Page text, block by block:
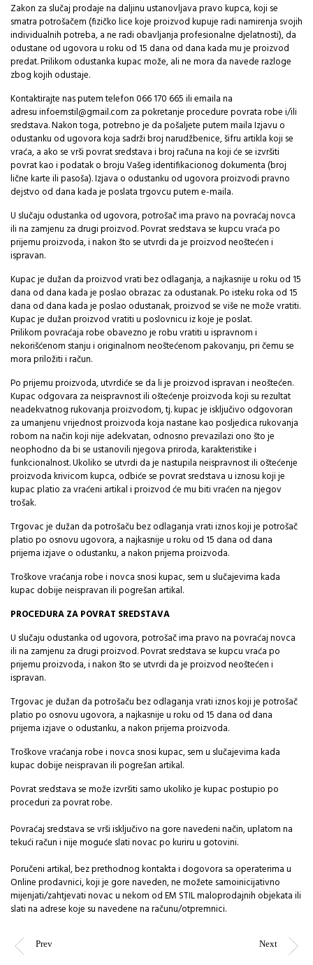
Zakon za slučaj prodaje na daljinu ustanovljava pravo kupca, koji se
smatra potrošačem (fizičko lice koje proizvod kupuje radi namirenja svojih
individualnih potreba, a ne radi obavljanja profesionalne djelatnosti), da
odustane od ugovora u roku od 15 dana od dana kada mu je proizvod
predat. Prilikom odustanka kupac može, ali ne mora da navede razloge
zbog kojih odustaje.
Kontaktirajte nas putem telefon 066 170 665 ili emaila na
adresu infoemstil@gmail.com za pokretanje procedure povrata robe i/ili
sredstava. Nakon toga, potrebno je da pošaljete putem maila Izjavu o
odustanku od ugovora koja sadrži broj narudžbenice, šifru artikla koji se
vraća, a ako se vrši povrat sredstava i broj računa na koji će se izvršiti
povrat kao i podatak o broju Vašeg identifikacionog dokumenta (broj
lične karte ili pasoša). Izjava o odustanku od ugovora proizvodi pravno
dejstvo od dana kada je poslata trgovcu putem e-maila.
U slučaju odustanka od ugovora, potrošač ima pravo na povraćaj novca
ili na zamjenu za drugi proizvod. Povrat sredstava se kupcu vraća po
prijemu proizvoda, i nakon što se utvrdi da je proizvod neoštećen i
ispravan.
Kupac je dužan da proizvod vrati bez odlaganja, a najkasnije u roku od 15
dana od dana kada je poslao obrazac za odustanak. Po isteku roka od 15
dana od dana kada je poslao odustanak, proizvod se više ne može vratiti.
Kupac je dužan proizvod vratiti u poslovnicu iz koje je poslat.
Prilikom povraćaja robe obavezno je robu vratiti u ispravnom i
nekorišćenom stanju i originalnom neoštećenom pakovanju, pri čemu se
mora priložiti i račun.
Po prijemu proizvoda, utvrdiće se da li je proizvod ispravan i neoštećen.
Kupac odgovara za neispravnost ili oštećenje proizvoda koji su rezultat
neadekvatnog rukovanja proizvodom, tj. kupac je isključivo odgovoran
za umanjenu vrijednost proizvoda koja nastane kao posljedica rukovanja
robom na način koji nije adekvatan, odnosno prevazilazi ono što je
neophodno da bi se ustanovili njegova priroda, karakteristike i
funkcionalnost. Ukoliko se utvrdi da je nastupila neispravnost ili oštećenje
proizvoda krivicom kupca, odbiće se povrat sredstava u iznosu koji je
kupac platio za vraćeni artikal i proizvod će mu biti vraćen na njegov
trošak.
Trgovac je dužan da potrošaču bez odlaganja vrati iznos koji je potrošač
platio po osnovu ugovora, a najkasnije u roku od 15 dana od dana
prijema izjave o odustanku, a nakon prijema proizvoda.
Troškove vraćanja robe i novca snosi kupac, sem u slučajevima kada
kupac dobije neispravan ili pogrešan artikal.
PROCEDURA ZA POVRAT SREDSTAVA
U slučaju odustanka od ugovora, potrošač ima pravo na povraćaj novca
ili na zamjenu za drugi proizvod. Povrat sredstava se kupcu vraća po
prijemu proizvoda, i nakon što se utvrdi da je proizvod neoštećen i
ispravan.
Trgovac je dužan da potrošaču bez odlaganja vrati iznos koji je potrošač
platio po osnovu ugovora, a najkasnije u roku od 15 dana od dana
prijema izjave o odustanku, a nakon prijema proizvoda.
Troškove vraćanja robe i novca snosi kupac, sem u slučajevima kada
kupac dobije neispravan ili pogrešan artikal.
Povrat sredstava se može izvršiti samo ukoliko je kupac postupio po
proceduri za povrat robe.
Povraćaj sredstava se vrši isključivo na gore navedeni način, uplatom na
tekući račun i nije moguće slati novac po kuriru u gotovini.
Poručeni artikal, bez prethodnog kontakta i dogovora sa operaterima u
Online prodavnici, koji je gore naveden, ne možete samoinicijativno
mijenjati/zahtjevati novac u nekom od EM STIL maloprodajnih objekata ili
slati na adrese koje su navedene na računu/otpremnici.
Prev Next